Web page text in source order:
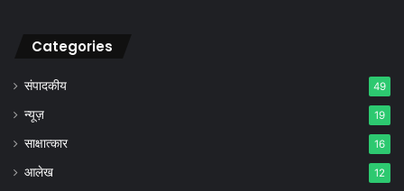
Categories
संपादकीय 49
न्यूज़ 19
साक्षात्कार 16
आलेख 12